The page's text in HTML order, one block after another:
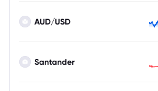
AUD/USD
Santander